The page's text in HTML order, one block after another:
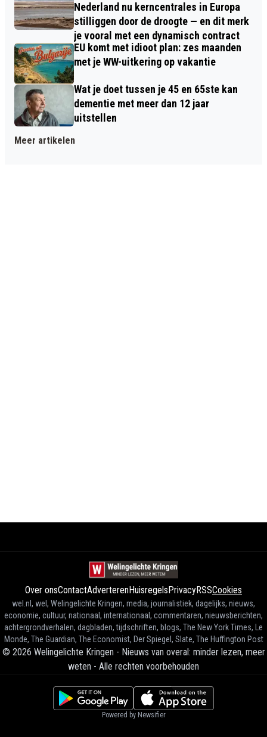
Nederland nu kerncentrales in Europa
stilliggen door de droogte — en dit merk
je vooral met een dynamisch contract
EU komt met idioot plan: zes maanden
met je WW-uitkering op vakantie
Wat je doet tussen je 45 en 65ste kan
dementie met meer dan 12 jaar
uitstellen
Meer artikelen
Over onsContactAdverterenHuisregelsPrivacyRSSCookies
wel.nl, wel, Welingelichte Kringen, media, journalistiek, dagelijks, nieuws,
economie, cultuur, nationaal, internationaal, commentaren, nieuwsberichten,
achtergrondverhalen, dagbladen, tijdschriften, blogs, The New York Times, Le
Monde, The Guardian, The Economist, Der Spiegel, Slate, The Huffington Post
© 2026 Welingelichte Kringen - Nieuws van overal: minder lezen, meer
weten - Alle rechten voorbehouden
Powered by Newsifier